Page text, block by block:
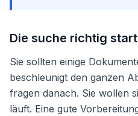
Die suche richtig
Sie sollten einige
beschleunigt den ganzen
fragen danach. Sie wollen
läuft. Eine gute